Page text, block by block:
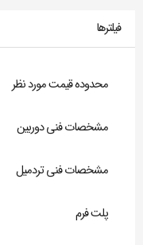
فیلترها
محدوده قیمت مورد نظر
مشخصات فنی دوربین
مشخصات فنی تردمیل
پلت فرم